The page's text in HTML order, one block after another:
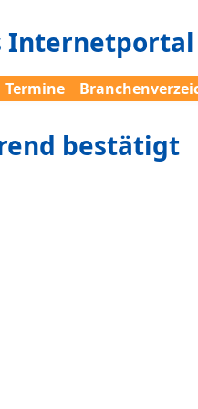
Termine
bestätigt